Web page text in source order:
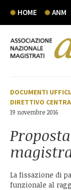
HOME ANM
DOCUMENTI
DIRETTIVO
19 novembre 2016
La fissazione di
funzionale al